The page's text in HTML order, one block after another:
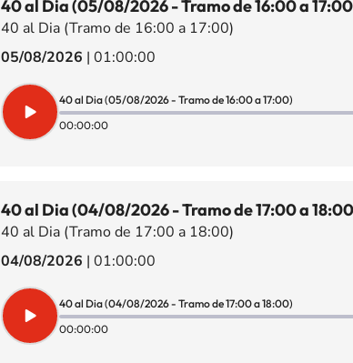
40 al Dia (05/08/2026 - Tramo de 16:00 a
40 al Dia (Tramo de 16:00 a 17:00)
05/08/2026 | 01:00:00
40 al Dia (05/08/2026 - Tramo de 16:00 a 17:00)
00:00:00
40 al Dia (04/08/2026 - Tramo de 17:00 a
40 al Dia (Tramo de 17:00 a 18:00)
04/08/2026 | 01:00:00
40 al Dia (04/08/2026 - Tramo de 17:00 a 18:00)
00:00:00